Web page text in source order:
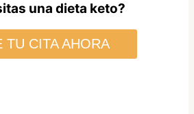
una dieta keto?
TU CITA AHORA